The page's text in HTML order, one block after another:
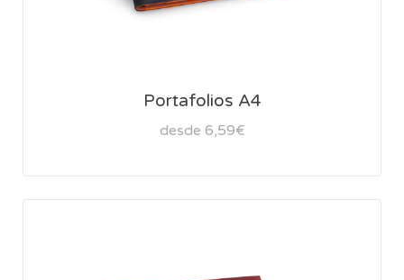
Portafolios A4
desde 6,59€